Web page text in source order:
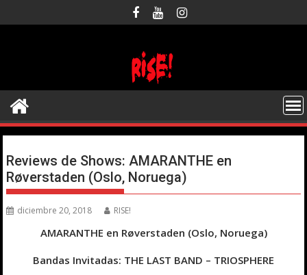
al
Reviews de Shows: AMARANTHE en
Røverstaden (Oslo, Noruega)
diciembre 20, 2018 RISE!
AMARANTHE en Røverstaden (Oslo, Noruega)
Bandas Invitadas: THE LAST BAND – TRIOSPHERE